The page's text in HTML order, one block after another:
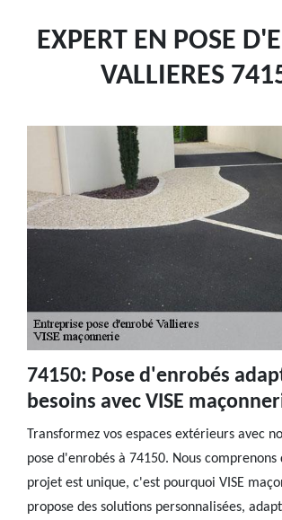
EXPERT EN POSE
VALLIERES
74150: Pose d'enrobés
besoins avec VISE
Transformez vos espaces extérieurs avec
pose d'enrobés à 74150. Nous comprenons
projet est unique, c'est pourquoi VISE
propose des solutions personnalisées,